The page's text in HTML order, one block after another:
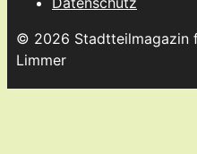
© 2026 Stadtteilmagazin
Limmer